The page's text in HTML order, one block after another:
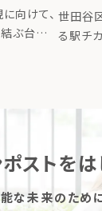
向けて、
ぶ台東
のしむ
の駅
なた
世田谷
る駅チ
「堆肥
挑戦し
菜園を
ストをは
な未来のために